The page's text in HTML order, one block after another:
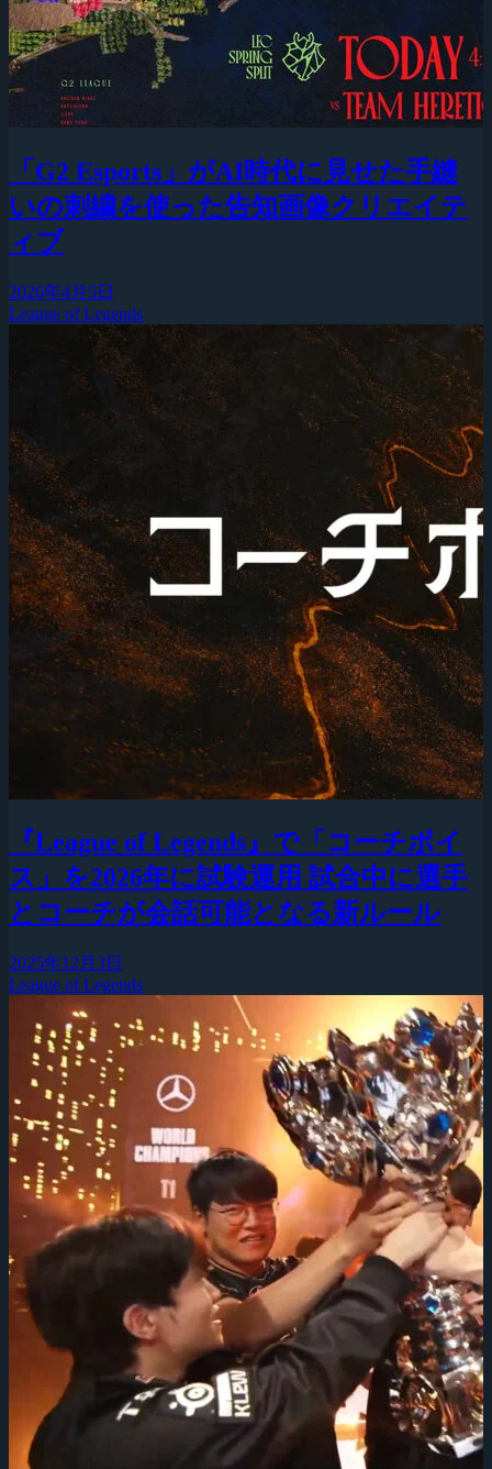
「G2 Esports」がAI時代に見せた手縫
いの刺繍を使った告知画像クリエイテ
ィブ
2026年4月5日
League of Legends
『League of Legends』で「コーチボイ
ス」を2026年に試験運用 試合中に選手
とコーチが会話可能となる新ルール
2025年12月3日
League of Legends